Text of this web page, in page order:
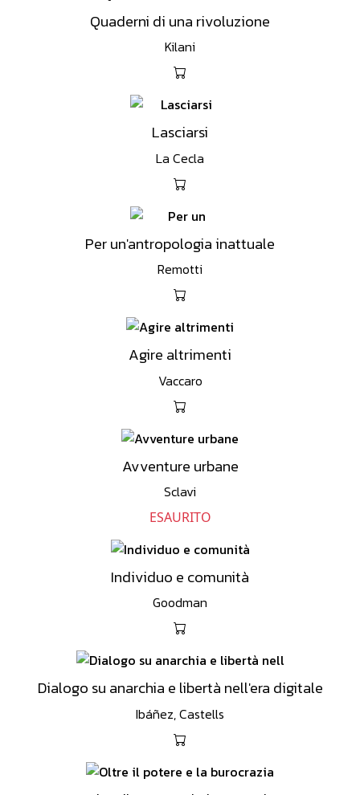
Quaderni di una rivoluzione
Kilani
Lasciarsi
La Cecla
Per un'antropologia inattuale
Remotti
Agire altrimenti
Vaccaro
Avventure urbane
Sclavi
ESAURITO
Individuo e comunità
Goodman
Dialogo su anarchia e libertà nell'era digitale
Ibáñez, Castells